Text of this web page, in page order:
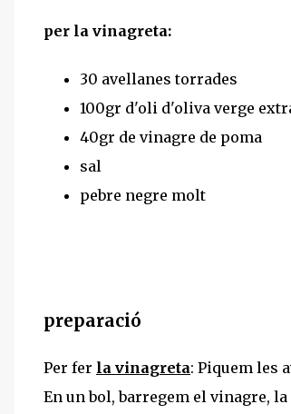
per la vinagreta:
30 avellanes torrades
100gr d'oli d'oliva verge
40gr de vinagre de poma
sal
pebre negre molt
preparació
Per fer la vinagreta: Piquem les
En un bol, barregem el vinagre,